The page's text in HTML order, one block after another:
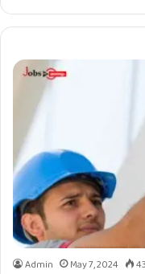
Admin May 7, 2024